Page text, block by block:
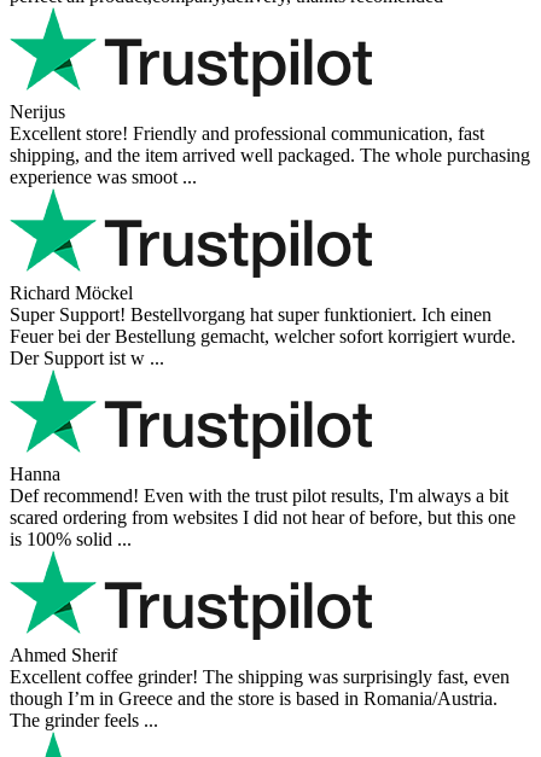
Nerijus
Excellent store! Friendly and professional communication, fast
shipping, and the item arrived well packaged. The whole purchasing
experience was smoot ...
Richard Möckel
Super Support! Bestellvorgang hat super funktioniert. Ich einen
Feuer bei der Bestellung gemacht, welcher sofort korrigiert wurde.
Der Support ist w ...
Hanna
Def recommend! Even with the trust pilot results, I'm always a bit
scared ordering from websites I did not hear of before, but this one
is 100% solid ...
Ahmed Sherif
Excellent coffee grinder! The shipping was surprisingly fast, even
though I’m in Greece and the store is based in Romania/Austria.
The grinder feels ...